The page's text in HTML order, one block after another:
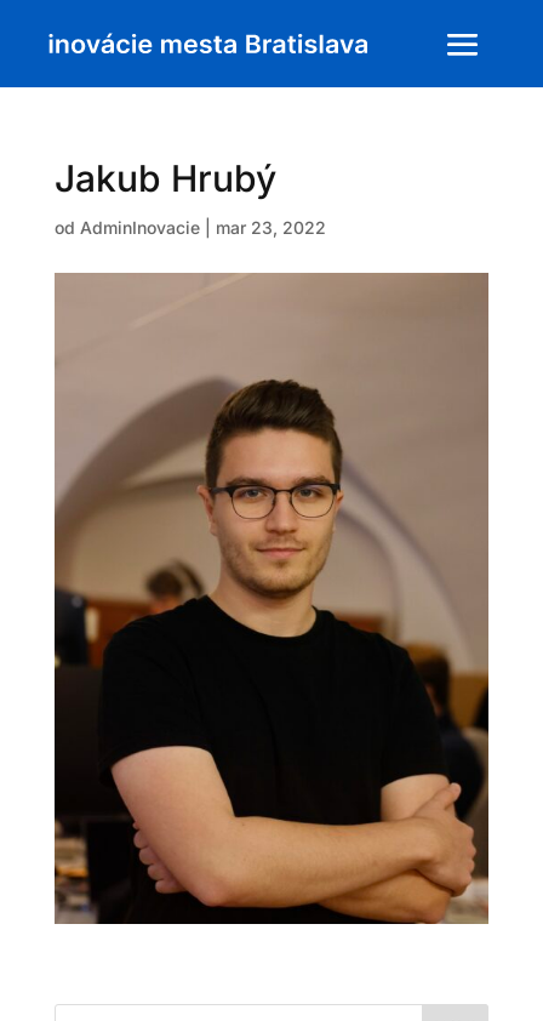
Jakub Hrubý
od AdminInovacie| mar 23, 2022